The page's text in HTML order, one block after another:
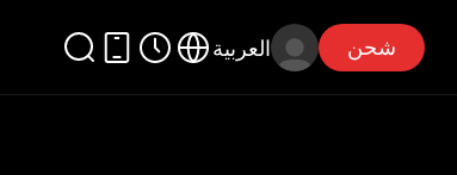
العربية شحن